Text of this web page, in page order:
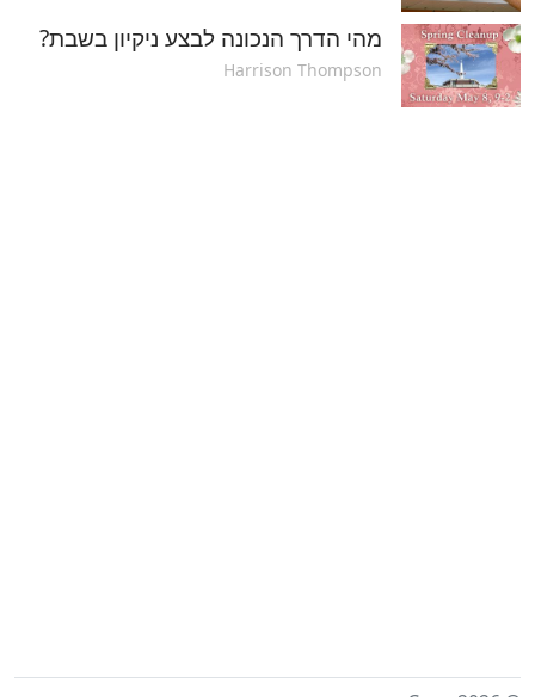
מהי הדרך הנכונה לבצע ניקיון בשבת?
Harrison Thompson